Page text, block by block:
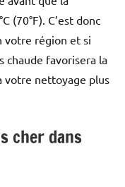
(70°F). C’est donc
votre région et si
chaude favorisera la
votre nettoyage plus
cher dans